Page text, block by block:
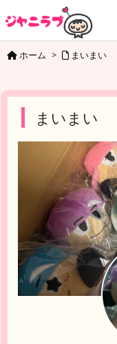
ホーム > まいまい
まいまい